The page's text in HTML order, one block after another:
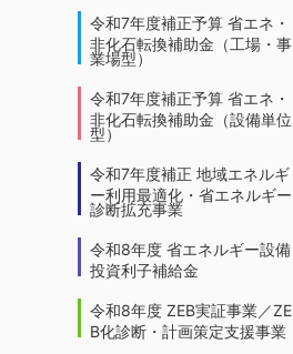
令和7年度補正予算 省エネ・
非化石転換補助金（工場・事
業場型）
令和7年度補正予算 省エネ・
非化石転換補助金（設備単位
型）
令和7年度補正 地域エネルギ
ー利用最適化・省エネルギー
診断拡充事業
令和8年度 省エネルギー設備
投資利子補給金
令和8年度 ZEB実証事業／ZE
B化診断・計画策定支援事業